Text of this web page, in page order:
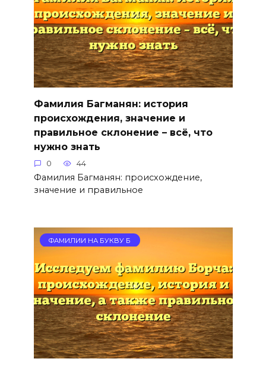
Фамилия Багманян: история
происхождения, значение и
правильное склонение – всё, что
нужно знать
0 44
Фамилия Багманян: происхождение,
значение и правильное
ФАМИЛИИ НА БУКВУ Б